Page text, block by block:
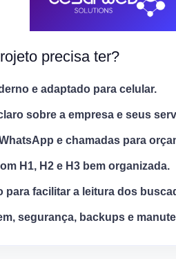
precisa ter?
e adaptado para celular.
sobre a empresa e seus
e chamadas para
H1, H2 e H3 bem organizada.
para facilitar a leitura dos
segurança, backups e